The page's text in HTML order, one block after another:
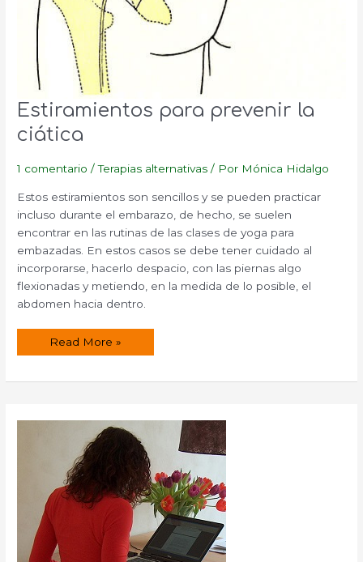
Estiramientos para prevenir la
ciática
1 comentario /Terapias alternativas / Por Mónica Hidalgo
Estos estiramientos son sencillos y se pueden practicar
incluso durante el embarazo, de hecho, se suelen
encontrar en las rutinas de las clases de yoga para
embazadas. En estos casos se debe tener cuidado al
incorporarse, hacerlo despacio, con las piernas algo
flexionadas y metiendo, en la medida de lo posible, el
abdomen hacia dentro.
Estiramientos
ciática
Read More »